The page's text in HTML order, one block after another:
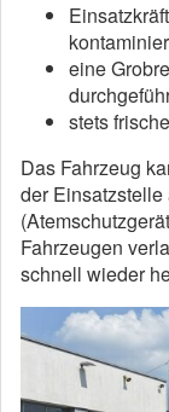
eine
stets
Das Fahrzeug
der
Fahrzeugen
schnell wieder